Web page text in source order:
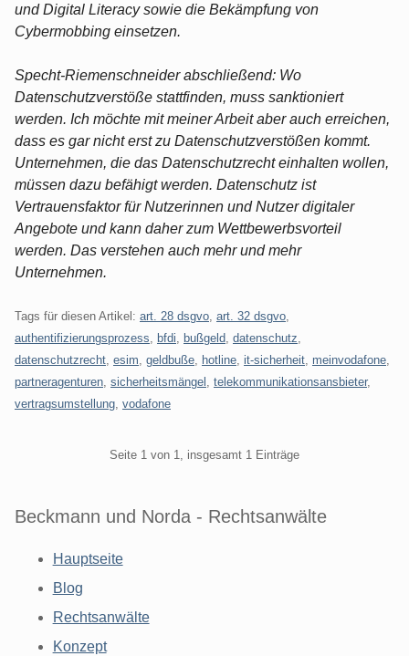
und Digital Literacy sowie die Bekämpfung von
Cybermobbing einsetzen.
Specht-Riemenschneider abschließend: Wo
Datenschutzverstöße stattfinden, muss sanktioniert
werden. Ich möchte mit meiner Arbeit aber auch erreichen,
dass es gar nicht erst zu Datenschutzverstößen kommt.
Unternehmen, die das Datenschutzrecht einhalten wollen,
müssen dazu befähigt werden. Datenschutz ist
Vertrauensfaktor für Nutzerinnen und Nutzer digitaler
Angebote und kann daher zum Wettbewerbsvorteil
werden. Das verstehen auch mehr und mehr
Unternehmen.
Tags für diesen Artikel: art. 28 dsgvo art. 32 dsgvo
authentifizierungsprozess
bfdi bußgeld datenschutz
datenschutzrecht esim geldbuße hotline it-sicherheit meinvodafone
partneragenturen sicherheitsmängel telekommunikationsansbieter,
vertragsumstellung vodafone
Seite 1 von 1, insgesamt 1 Einträge
Beckmann und Norda - Rechtsanwälte
Hauptseite
Blog
Rechtsanwälte
Konzept